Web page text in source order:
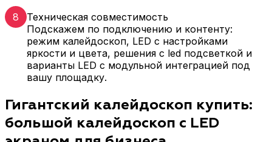
8
Техническая совместимость
Подскажем по подключению и контенту:
режим калейдоскоп, LED с настройками
яркости и цвета, решения с led подсветкой и
варианты LED с модульной интеграцией под
вашу площадку.
Гигантский калейдоскоп купить:
большой калейдоскоп с LED